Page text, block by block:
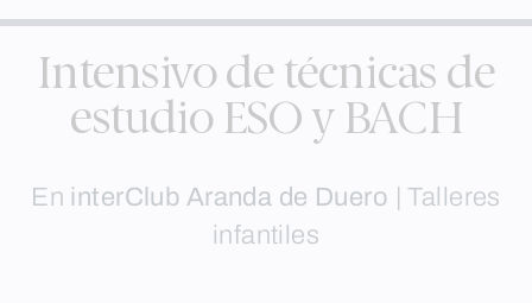
Intensivo de técnicas de
estudio ESO y BACH
En interClub Aranda de Duero |Talleres
infantiles